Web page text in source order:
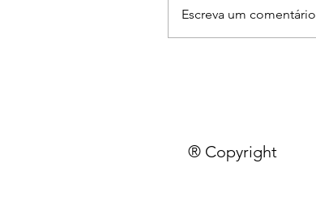
Escreva um comentário
® Copyright